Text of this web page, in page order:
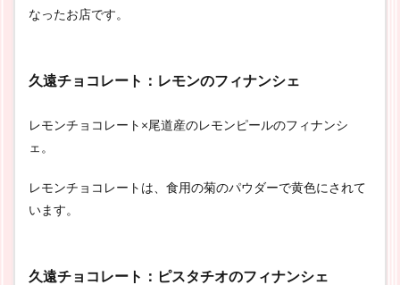
なったお店です。
久遠チョコレート：レモンのフィナンシェ
レモンチョコレート×尾道産のレモンピールのフィナンシ
ェ。
レモンチョコレートは、食用の菊のパウダーで黄色にされて
います。
久遠チョコレート：ピスタチオのフィナンシェ